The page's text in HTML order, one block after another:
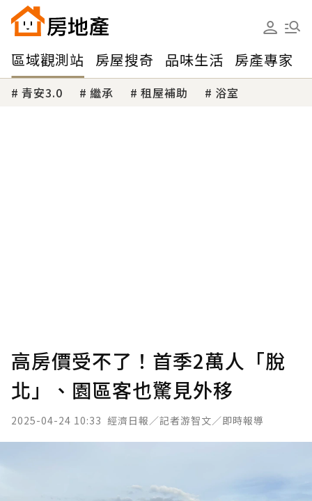
區域觀測站 房屋搜奇 品味生活 房產專家
青安3.0 繼承 租屋補助 浴室
高房價受不了！首季2萬人「脫
北」、園區客也驚見外移
2025-04-24 10:33 經濟日報／記者游智文／即時報導